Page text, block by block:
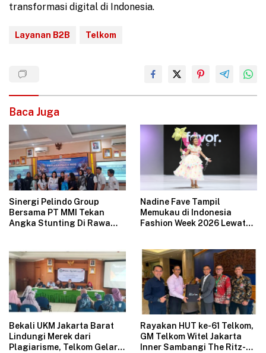
transformasi digital di Indonesia.
Layanan B2B Telkom
Baca Juga
Sinergi Pelindo Group
Bersama PT MMI Tekan
Angka Stunting Di Rawa
Nadine Fave Tampil
Memukau di Indonesia
Fashion Week 2026 Lewat
Bekali UKM Jakarta Barat
Lindungi Merek dari
Plagiarisme, Telkom Gelar
Rayakan HUT ke-61 Telkom,
GM Telkom Witel Jakarta
Inner Sambangi The Ritz-